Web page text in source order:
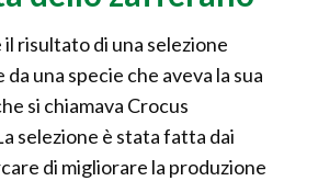
il risultato di una selezione
una specie che aveva la sua
si chiamava Crocus
selezione è stata fatta dai
di migliorare la produzione